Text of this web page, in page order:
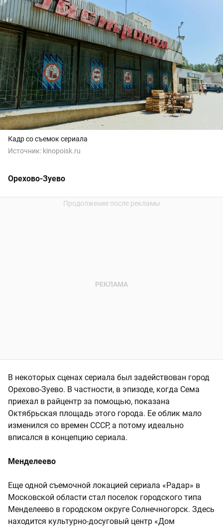
Кадр со съемок сериала
Источник: kinopoisk.ru
Орехово-Зуево
В некоторых сценах сериала был задействован город
Орехово-Зуево. В частности, в эпизоде, когда Сема
приехал в райцентр за помощью, показана
Октябрьская площадь этого города. Ее облик мало
изменился со времен СССР, а потому идеально
вписался в концепцию сериала.
Менделеево
Еще одной съемочной локацией сериала «Радар» в
Московской области стал поселок городского типа
Менделеево в городском округе Солнечногорск. Здесь
находится культурно-досуговый центр «Дом